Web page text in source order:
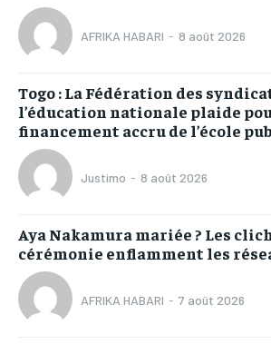
AFRIKA HABARI - 8 août 2026
Togo : La Fédération des
l’éducation nationale plaide
financement accru de l’école
Justimo - 8 août 2026
Aya Nakamura mariée ? Les
cérémonie enflamment les
AFRIKA HABARI - 7 août 2026